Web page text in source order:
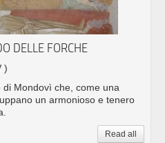
DELLE FORCHE
)
di Mondovì che, come una
un armonioso e tenero
Read all